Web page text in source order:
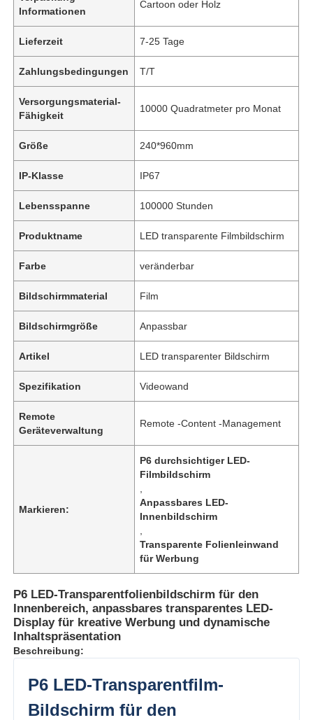
Informationen
Cartoon oder Holz
Lieferzeit 7-25 Tage
Zahlungsbedingungen T/T
Versorgungsmaterial-
Fähigkeit
10000 Quadratmeter pro Monat
Größe 240*960mm
IP-Klasse IP67
Lebensspanne 100000 Stunden
Produktname LED transparente Filmbildschirm
Farbe veränderbar
Bildschirmmaterial Film
Bildschirmgröße Anpassbar
Artikel LED transparenter Bildschirm
Spezifikation Videowand
Remote
Geräteverwaltung
Remote -Content -Management
Markieren:
P6 durchsichtiger LED-
Filmbildschirm
Anpassbares LED-
Innenbildschirm
Transparente Folienleinwand
für Werbung
P6 LED-Transparentfolienbildschirm für den
Innenbereich, anpassbares transparentes LED-
Display für kreative Werbung und dynamische
Inhaltspräsentation
Beschreibung:
P6 LED-Transparentfilm-
Bildschirm für den